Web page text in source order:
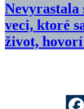
Nevyrastala
veci, ktoré
život,